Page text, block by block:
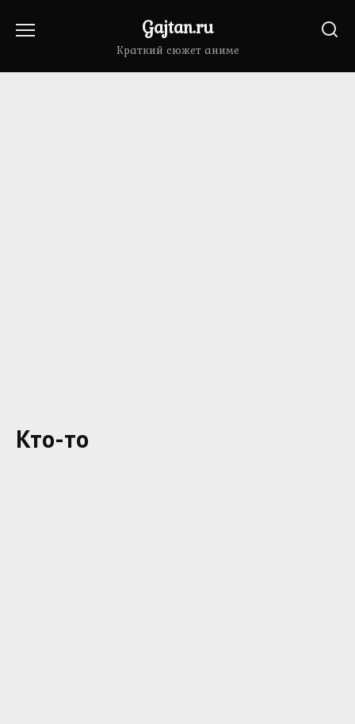
Gajtan.ru
Краткий сюжет аниме
Кто-то